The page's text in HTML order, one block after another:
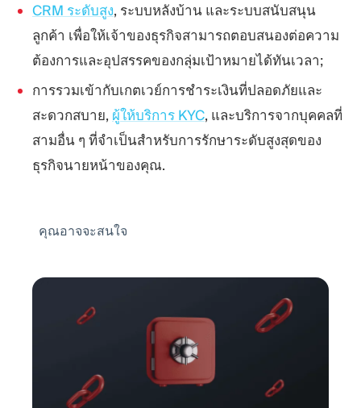
CRM ระดับสูง, ระบบหลังบ้าน และระบบสนับสนุน
ลูกค้า เพื่อให้เจ้าของธุรกิจสามารถตอบสนองต่อความ
ต้องการและอุปสรรคของกลุ่มเป้าหมายได้ทันเวลา;
การรวมเข้ากับเกตเวย์การชำระเงินที่ปลอดภัยและ
สะดวกสบาย, ผู้ให้บริการ KYC, และบริการจากบุคคลที่
สามอื่น ๆ ที่จำเป็นสำหรับการรักษาระดับสูงสุดของ
ธุรกิจนายหน้าของคุณ.
คุณอาจจะสนใจ